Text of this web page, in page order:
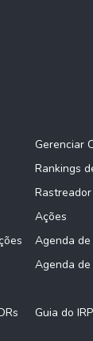
Gerenciar
Rankings
Ações
Agenda de
Agenda
Guia do